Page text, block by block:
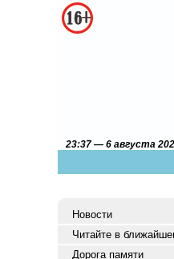
23:37 — 6 августа
Новости
Читайте в
Дорога памяти